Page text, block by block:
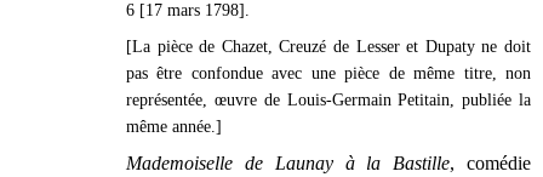
6 [17 mars 1798].
[La pièce de Chazet, Creuzé de Lesser et Dupaty ne doit
pas être confondue avec une pièce de même titre, non
représentée, œuvre de Louis-Germain Petitain, publiée la
même année.]
Mademoiselle de Launay à la Bastille, comédie